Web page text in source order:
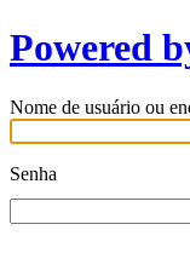
Powered
Nome de usuário ou
Senha